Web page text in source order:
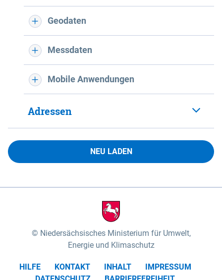
Geodaten
Messdaten
Mobile Anwendungen
Adressen
NEU LADEN
Niedersächsisches Ministerium für Umwelt,
Energie und Klimaschutz
HILFE KONTAKT INHALT
IMPRESSUM